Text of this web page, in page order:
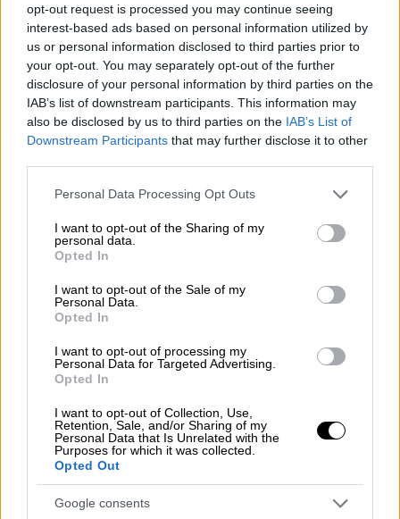
opt-out request is processed you may continue seeing
interest-based ads based on personal information utilized by
us or personal information disclosed to third parties prior to
your opt-out. You may separately opt-out of the further
disclosure of your personal information by third parties on the
IAB’s list of downstream participants. This information may
also be disclosed by us to third parties on the IAB’s List of
Downstream Participants that may further disclose it to other
Please note that this website/app uses one or more Google
not limited to your visit or usage behaviour. You may click to
grant or deny consent to Google and its third-party tags to
use your data for below specified purposes in below Google
consent section.
Personal Data Processing Opt Outs
I want to opt-out of the Sharing of my
personal data.
Opted In
I want to opt-out of the Sale of my
Personal Data.
Opted In
I want to opt-out of processing my
Personal Data for Targeted Advertising.
Opted In
I want to opt-out of Collection, Use,
Retention, Sale, and/or Sharing of my
Personal Data that Is Unrelated with the
Purposes for which it was collected.
Opted Out
Google consents
Κόσμος 08.05.2025 08:05
«Δεν θέλω να πεθάνω»: Το
συγκλονιστικό τηλεφώνημα οδηγού
φορτηγού που κρεμόταν στο κενό από
γέφυρα
Το περιστατικό έγινε στο Κεντάκι
Κόσμος|07.05.2025 14:38
ΗΠΑ: 8χρονος πήρε την κάρτα της